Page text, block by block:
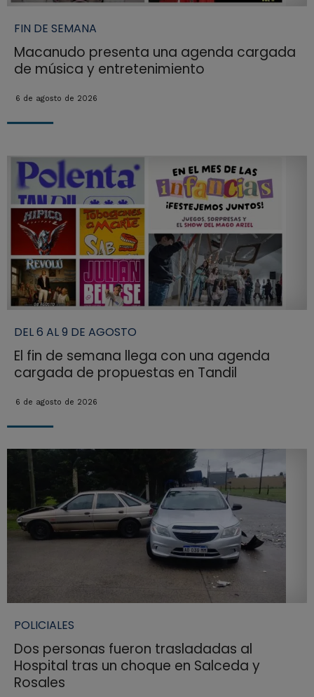
FIN DE SEMANA
Macanudo presenta una agenda cargada
de música y entretenimiento
6 de agosto de 2026
DEL 6 AL 9 DE AGOSTO
El fin de semana llega con una agenda
cargada de propuestas en Tandil
6 de agosto de 2026
POLICIALES
Dos personas fueron trasladadas al
Hospital tras un choque en Salceda y
Rosales